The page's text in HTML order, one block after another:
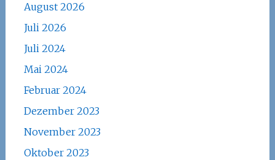
August 2026
Juli 2026
Juli 2024
Mai 2024
Februar 2024
Dezember 2023
November 2023
Oktober 2023